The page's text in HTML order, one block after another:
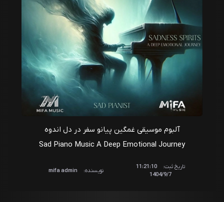
آلبوم موسیقی غمگین پیانو سفر در دل اندوه
Sad Piano Music A Deep Emotional Journey
تاریخ ثبت:
11:21:10
1404/9/7
نویسنده: mifa admin